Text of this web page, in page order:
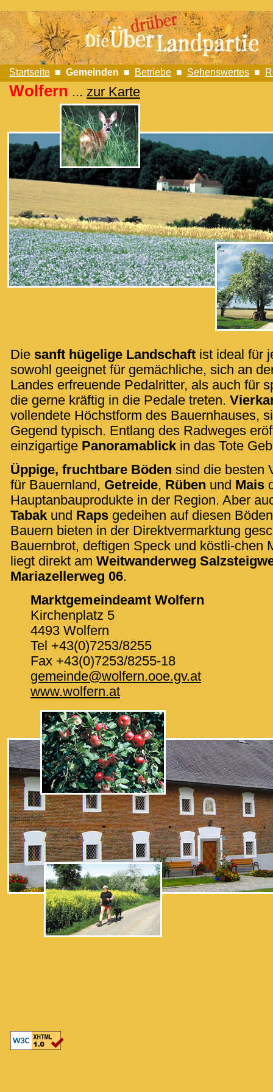
Startseite ■ Gemeinden ■ Betriebe ■ Sehenswertes ■
Wolfern ... zur Karte
Die sanft hügelige Landschaft ist ideal für
sowohl geeignet für gemächliche, sich an
Landes erfreuende Pedalritter, als auch für
die gerne kräftig in die Pedale treten.
vollendete Höchstform des Bauernhauses,
Gegend typisch. Entlang des Radweges
einzigartige Panoramablick in das Tote
Üppige, fruchtbare Böden sind die besten
für Bauernland, Getreide, Rüben und Mais
Hauptanbauprodukte in der Region. Aber
Tabak und Raps gedeihen auf diesen
Bauern bieten in der Direktvermarktung
Bauernbrot, deftigen Speck und köstli-chen
liegt direkt am Weitwanderweg
Mariazellerweg 06.
Marktgemeindeamt Wolfern
Kirchenplatz 5
4493 Wolfern
Tel +43(0)7253/8255
Fax +43(0)7253/8255-18
gemeinde@wolfern.ooe.gv.at
www.wolfern.at